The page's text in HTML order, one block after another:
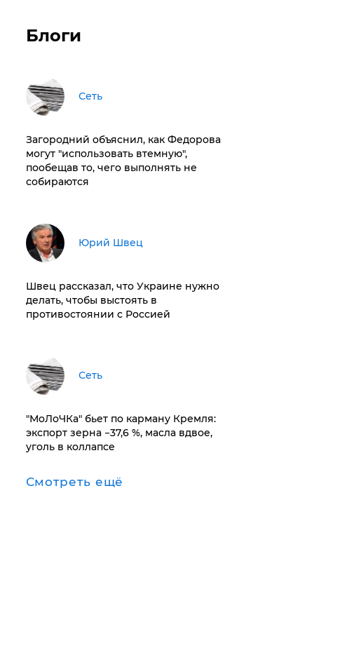
Блоги
Сеть
Загородний объяснил, как Федорова
могут "использовать втемную",
пообещав то, чего выполнять не
собираются
Юрий Швец
Швец рассказал, что Украине нужно
делать, чтобы выстоять в
противостоянии с Россией
Сеть
​"МоЛоЧКа" бьет по карману Кремля:
экспорт зерна −37,6 %, масла вдвое,
уголь в коллапсе
Смотреть ещё